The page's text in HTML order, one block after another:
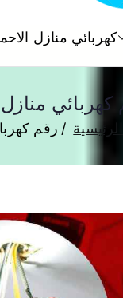
كهربائي منازل
كهربائي
رقم